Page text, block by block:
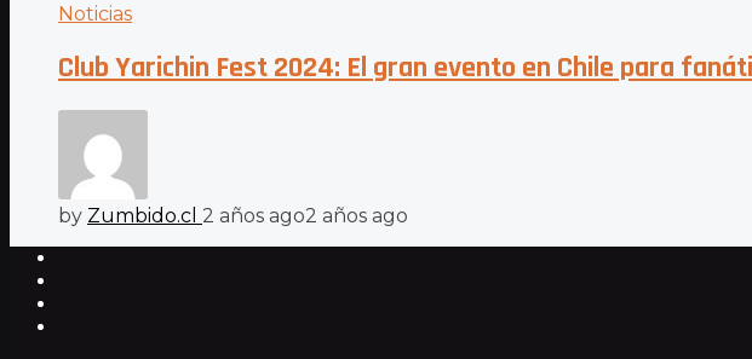
Noticias
Club Yarichin Fest 2024: El gran evento en Chile para
by Zumbido.cl 2 años ago2 años ago